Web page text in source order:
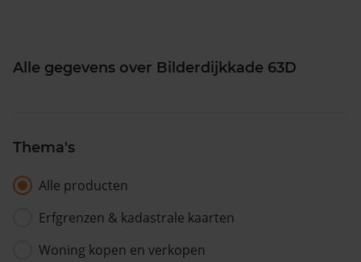
Alle gegevens over Bilderdijkkade 63D
Thema's
Alle producten
Erfgrenzen & kadastrale kaarten
Woning kopen en verkopen